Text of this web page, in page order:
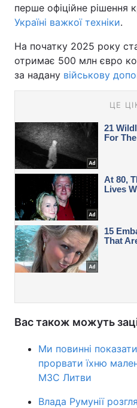
перше офіційне рішення
Україні важкої техніки.
На початку 2025 року
отримає 500 млн євро
за надану військову
Вас також можуть
Ми повинні
прорвати їхню
МЗС Литви
Влада Румунії